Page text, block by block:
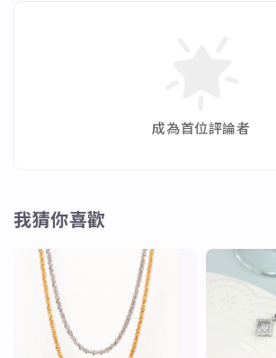
成為首位評論者
我猜你喜歡